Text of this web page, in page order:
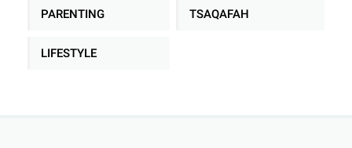
PARENTING TSAQAFAH
LIFESTYLE